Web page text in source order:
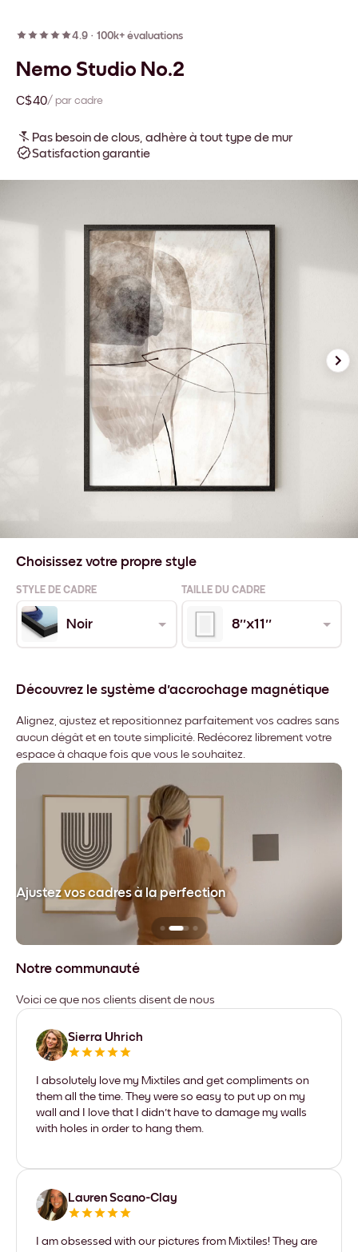
4.9 · 100k+ évaluations
Nemo Studio No.2
C$40/ par cadre
Pas besoin de clous, adhère à tout type de mur
Satisfaction garantie
Choisissez votre propre style
STYLE DE CADRE TAILLE DU CADRE
Noir 8''x11''
Découvrez le système d'accrochage magnétique
Alignez, ajustez et repositionnez parfaitement vos cadres sans
aucun dégât et en toute simplicité. Redécorez librement votre
espace à chaque fois que vous le souhaitez.
Ajustez vos cadres à la perfection
Notre communauté
Voici ce que nos clients disent de nous
Sierra Uhrich
I absolutely love my Mixtiles and get compliments on
them all the time. They were so easy to put up on my
wall and I love that I didn't have to damage my walls
with holes in order to hang them.
Lauren Scano-Clay
I am obsessed with our pictures from Mixtiles! They are